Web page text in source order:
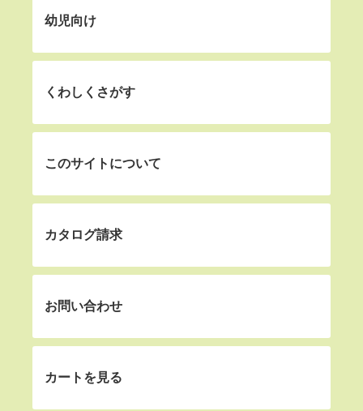
幼児向け
くわしくさがす
このサイトについて
カタログ請求
お問い合わせ
カートを見る